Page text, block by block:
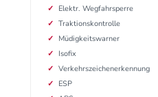
Elektr. Wegfahrsperre
Traktionskontrolle
Müdigkeitswarner
Isofix
Verkehrszeichenerkennung
ESP